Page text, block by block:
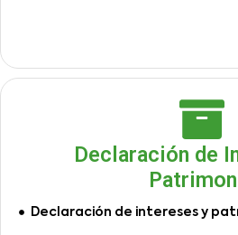
Declaración de
Declaración de intereses y